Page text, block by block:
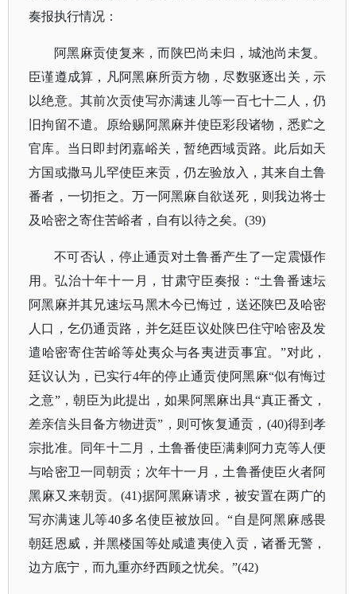
奏报执行情况：
阿黑麻贡使复来，而陕巴尚未归，城池尚未复。
臣谨遵成算，凡阿黑麻所贡方物，尽数驱逐出关，示
以绝意。其前次贡使写亦满速儿等一百七十二人，仍
旧拘留不遣。原给赐阿黑麻并使臣彩段诸物，悉贮之
官库。当日即封闭嘉峪关，暂绝西域贡路。此后如天
方国或撒马儿罕使臣来贡，仍左验放入，其来自土鲁
番者，一切拒之。万一阿黑麻自欲送死，则我边将士
及哈密之寄住苦峪者，自有以待之矣。 (39)
不可否认，停止通贡对土鲁番产生了一定震慑作
用。弘治十年十一月，甘肃守臣奏报： “土鲁番速坛
阿黑麻并其兄速坛马黑木今已悔过，送还陕巴及哈密
人口，乞仍通贡路，并乞廷臣议处陕巴住守哈密及发
遣哈密寄住苦峪等处夷众与各夷进贡事宜。”对此，
廷议认为，已实行4年的停止通贡使阿黑麻“似有悔过
之意”，朝臣为此提出，如果阿黑麻出具“真正番文，
差亲信头目备方物进贡”，则可恢复通贡，(40)得到孝
宗批准。同年十二月，土鲁番使臣满剌阿力克等人便
与哈密卫一同朝贡；次年十一月，土鲁番使臣火者阿
黑麻又来朝贡。(41)据阿黑麻请求，被安置在两广的
写亦满速儿等40多名使臣被放回。“自是阿黑麻感畏
朝廷恩威，并黑楼国等处咸遣夷使入贡，诸番无警，
边方底宁，而九重亦纾西顾之忧矣。”(42)